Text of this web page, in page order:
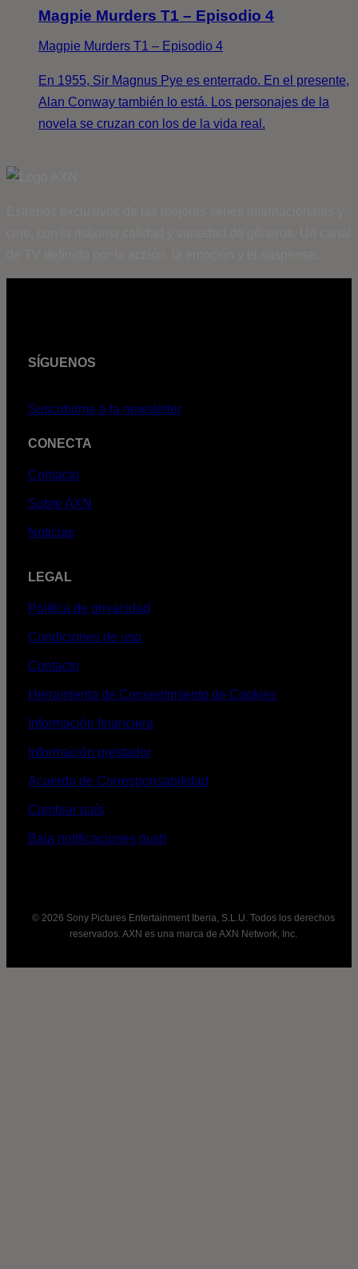
Magpie Murders T1 – Episodio 4
Magpie Murders T1 – Episodio 4
En 1955, Sir Magnus Pye es enterrado. En el presente,
Alan Conway también lo está. Los personajes de la
novela se cruzan con los de la vida real.
SÍGUENOS
Suscribirme a la newsletter
CONECTA
Contacto
Sobre AXN
Noticias
LEGAL
Política de privacidad
Condiciones de uso
Contacto
Herramienta de Consentimiento de Cookies
Información financiera
Información prestador
Acuerdo de Corresponsabilidad
Cambiar país
Baja notificaciones push
© 2026 Sony Pictures Entertainment Iberia, S.L.U. Todos los derechos
reservados. AXN es una marca de AXN Network, Inc.